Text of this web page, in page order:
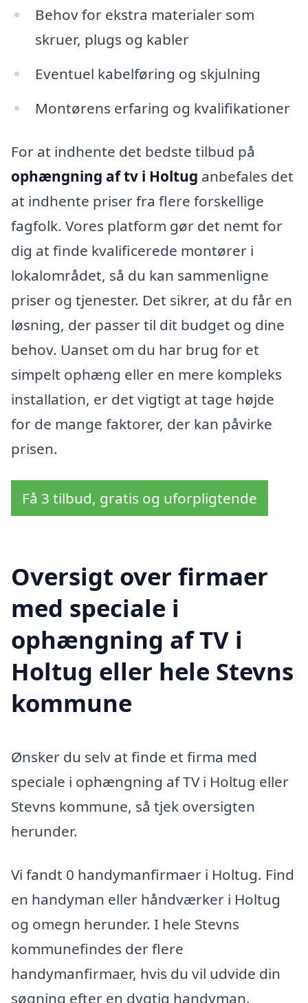
Behov for ekstra materialer som
skruer, plugs og kabler
Eventuel kabelføring og skjulning
Montørens erfaring og kvalifikationer
For at indhente det bedste tilbud på
ophængning af tv i Holtug anbefales det
at indhente priser fra flere forskellige
fagfolk. Vores platform gør det nemt for
dig at finde kvalificerede montører i
lokalområdet, så du kan sammenligne
priser og tjenester. Det sikrer, at du får en
løsning, der passer til dit budget og dine
behov. Uanset om du har brug for et
simpelt ophæng eller en mere kompleks
installation, er det vigtigt at tage højde
for de mange faktorer, der kan påvirke
prisen.
Få 3 tilbud, gratis og uforpligtende
Oversigt over firmaer
med speciale i
ophængning af TV i
Holtug eller hele Stevns
kommune
Ønsker du selv at finde et firma med
speciale i ophængning af TV i Holtug eller
Stevns kommune, så tjek oversigten
herunder.
Vi fandt 0 handymanfirmaer i Holtug. Find
en handyman eller håndværker i Holtug
og omegn herunder. I hele Stevns
kommunefindes der flere
handymanfirmaer, hvis du vil udvide din
søgning efter en dygtig handyman.